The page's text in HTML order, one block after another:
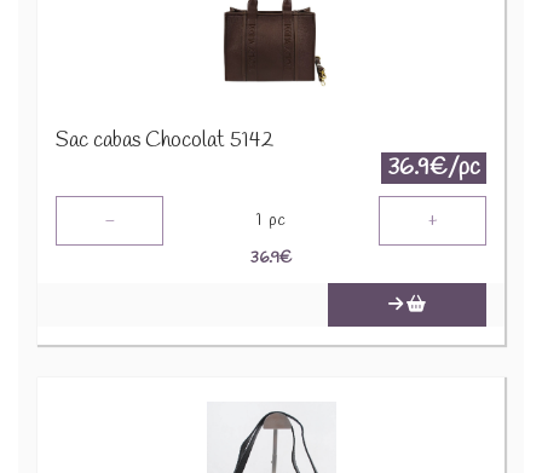
Sac cabas Chocolat 5142
36.9€/pc
- 1 pc +
36.9€